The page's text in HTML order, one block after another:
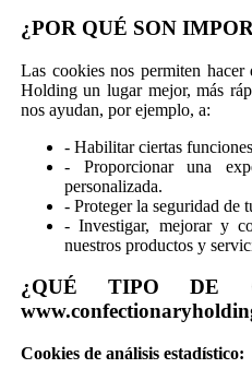
¿POR QUÉ SON
Las cookies nos permiten
Holding un lugar mejor, más
nos ayudan, por ejemplo, a:
- Habilitar ciertas
- Proporcionar una
personalizada.
- Proteger la seguridad de
- Investigar, mejorar y
nuestros productos y
¿QUÉ TIPO DE
Cookies de análisis estadístico: